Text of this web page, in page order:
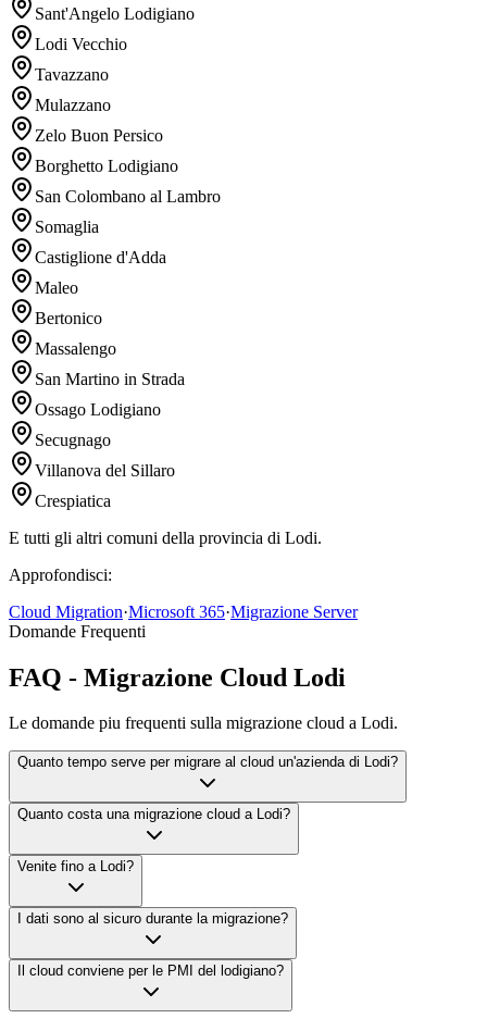
Sant'Angelo Lodigiano
Lodi Vecchio
Tavazzano
Mulazzano
Zelo Buon Persico
Borghetto Lodigiano
San Colombano al Lambro
Somaglia
Castiglione d'Adda
Maleo
Bertonico
Massalengo
San Martino in Strada
Ossago Lodigiano
Secugnago
Villanova del Sillaro
Crespiatica
E tutti gli altri comuni della provincia di Lodi.
Approfondisci:
Cloud Migration·Microsoft 365·Migrazione Server
Domande Frequenti
FAQ - Migrazione Cloud Lodi
Le domande piu frequenti sulla migrazione cloud a Lodi.
Quanto tempo serve per migrare al cloud un'azienda di Lodi?
Quanto costa una migrazione cloud a Lodi?
Venite fino a Lodi?
I dati sono al sicuro durante la migrazione?
Il cloud conviene per le PMI del lodigiano?